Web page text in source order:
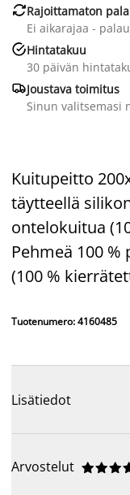
Rajoittamaton
Ei aikarajaa -
Hintatakuu
30 päivän
Joustava toimitus
Sinun valitsemasi
Kuitupeitto
täytteellä
ontelokuitua
Pehmeä 100
(100 %
Tuotenumero: 4160485
Lisätiedot
Arvostelut 


